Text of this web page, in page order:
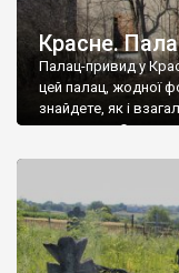
Красне.
Палац-привид у
цей палац, жодної
знайдете, як і
мешканець